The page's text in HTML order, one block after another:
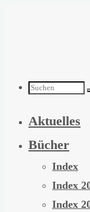
Suchen
nach:
Aktuelles
Bücher
Index
Index
Index